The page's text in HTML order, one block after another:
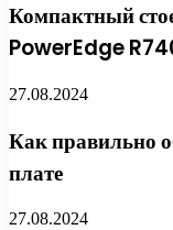
Компактный
PowerEdge
27.08.2024
Как правильно
плате
27.08.2024